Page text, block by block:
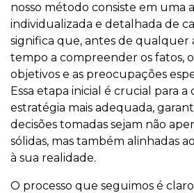
nosso método consiste em uma
individualizada e detalhada de
significa que, antes de qualquer
tempo a compreender os fatos,
objetivos e as preocupações
Essa etapa inicial é crucial para a
estratégia mais adequada,
decisões tomadas sejam não
sólidas, mas também alinhadas
à sua realidade.
O processo que seguimos é